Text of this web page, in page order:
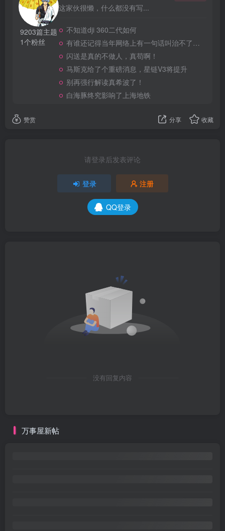
9203篇主题
1个粉丝
这家伙很懒，什么都没有写...
不知道dji 360二代如何
有谁还记得当年网络上有一句话叫治不了洋人还治不了你吗
闪送是真的不做人，真苟啊！
马斯克给了个重磅消息，星链V3将提升
别再强行解读真希波了！
白海豚终究影响了上海地铁
赞赏 分享 收藏
请登录后发表评论
登录 注册
QQ登录
没有回复内容
万事屋新帖